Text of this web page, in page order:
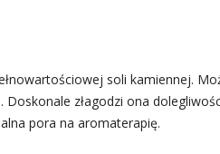
soli kamiennej.
. Doskonale złagodzi ona
pora na aromaterapię.